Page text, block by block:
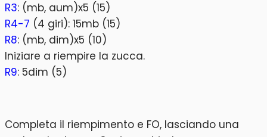
R3: (mb, aum)x5 (15)
R4-7 (4 giri): 15mb (15)
R8: (mb, dim)x5 (10)
Iniziare a riempire la zucca.
R9: 5dim (5)
Completa il riempimento e FO, lasciando una